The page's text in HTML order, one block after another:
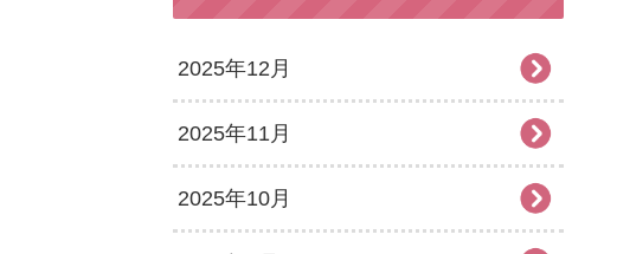
2025年12月
2025年11月
2025年10月